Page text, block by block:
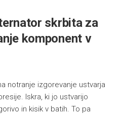
skrbita za
komponent v
notranje izgorevanje ustvarja
Iskra, ki jo ustvarijo
in kisik v batih. To pa